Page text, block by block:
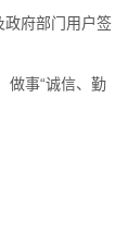
政府部门用户签
做事“诚信、勤